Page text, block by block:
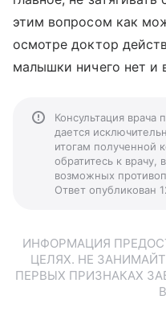
этим вопросом как
осмотре доктор
малышки ничего нет и
Консультация врача
дается
итогам полученной
обратитесь к врачу,
возможных
Ответ опубликован
ИНФОРМАЦИЯ
ЦЕЛЯХ. НЕ
ПЕРВЫХ ПРИЗНАКАХ